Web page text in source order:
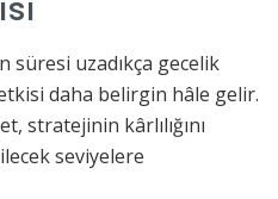
süresi uzadıkça gecelik
daha belirgin hâle gelir.
stratejinin kârlılığını
seviyelere